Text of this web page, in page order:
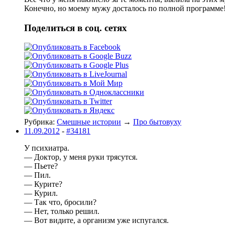
Конечно, но моему мужу досталось по полной
Поделиться в соц. сетях
Рубрика: Смешные истории → Про бытовуху
11.09.2012 - #34181
У психиатра.
— Доктор, у меня руки трясутся.
— Пьете?
— Пил.
— Курите?
— Курил.
— Так что, бросили?
— Нет, только решил.
— Вот видите, а организм уже испугался.